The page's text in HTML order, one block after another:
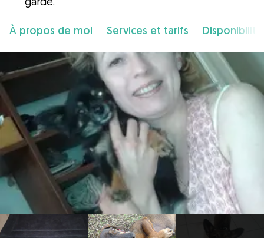
À propos de moi Services et tarifs Disponibilité